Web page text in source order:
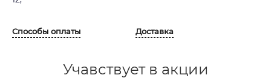
Способы оплаты Доставка
Учавствует в акции